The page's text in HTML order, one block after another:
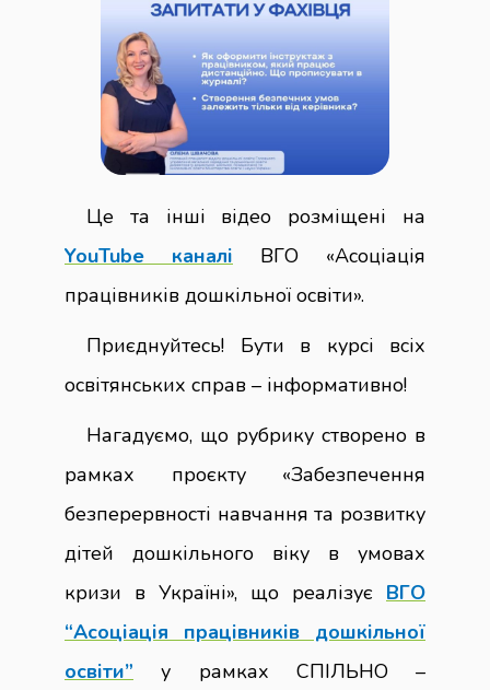
Це та інші відео розміщені на
YouTube каналі ВГО «Асоціація
працівників дошкільної освіти».
Приєднуйтесь! Бути в курсі всіх
освітянських справ – інформативно!
Нагадуємо, що рубрику створено в
рамках проєкту «Забезпечення
безперервності навчання та розвитку
дітей дошкільного віку в умовах
кризи в Україні», що реалізує ВГО
“Асоціація працівників дошкільної
освіти” у рамках СПІЛЬНО –